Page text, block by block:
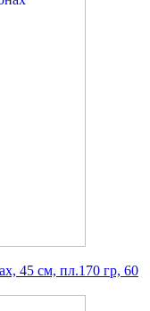
45 см, пл.170 гр, 60